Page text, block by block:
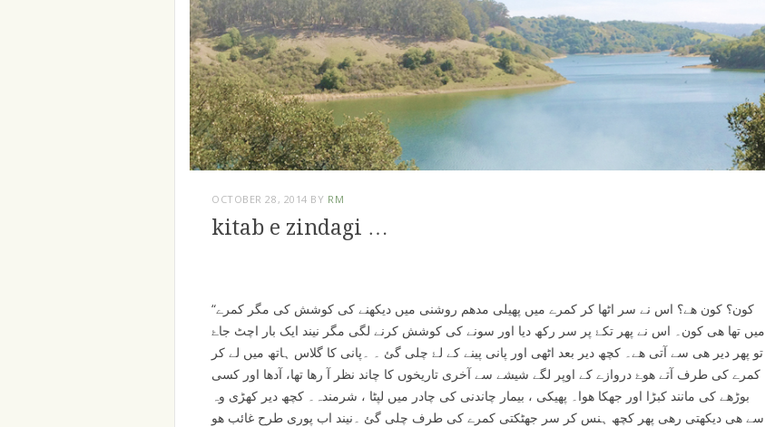
OCTOBER 28, 2014 BY RM
kitab e zindagi …
“کون؟ کون ھے؟ اس نے سر اٹھا کر کمرے میں پھیلی مدھم روشنی میں دیکھنے کی کوشش کی مگر کمرے
میں تھا ھی کون۔ اس نے پھر تکۓ پر سر رکھ دیا اور سونے کی کوشش کرنے لگی مگر نیند ایک بار اچٹ جاۓ
تو پھر دیر ھی سے آتی ھے۔ کچھ دیر بعد اٹھی اور پانی پینے کے لۓ چلی گئ ۔ ۔پانی کا گلاس ہاتھ میں لے کر
کمرے کی طرف آتے ھوۓ دروازے کے اوپر لگے شیشے سے آخری تاریخوں کا چاند نظر آ رھا تھا، آدھا اور کسی
بوڑھے کی مانند کبڑا اور جھکا ھوا۔ پھیکی ، بیمار چاندنی کی چادر میں لپٹا ، شرمندہ۔ کچھ دیر کھڑی وہ
اسے ھی دیکھتی رھی پھر کچھ ہنس کر سر جھٹکتی کمرے کی طرف چلی گئ ۔نیند اب پوری طرح غائب ھو